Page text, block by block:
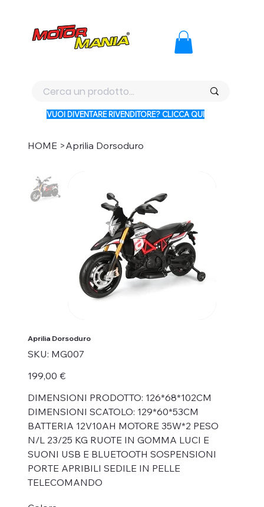
VUOI DIVENTARE RIVENDITORE? CLICCA QUI
HOME >Aprilia Dorsoduro
Aprilia Dorsoduro
SKU: SKU
MG007
MG007
Prezzo
199,00 €
DIMENSIONI PRODOTTO: 126*68*102CM
DIMENSIONI SCATOLO: 129*60*53CM
BATTERIA 12V10AH MOTORE 35W*2 PESO
N/L 23/25 KG RUOTE IN GOMMA LUCI E
SUONI USB E BLUETOOTH SOSPENSIONI
PORTE APRIBILI SEDILE IN PELLE
TELECOMANDO